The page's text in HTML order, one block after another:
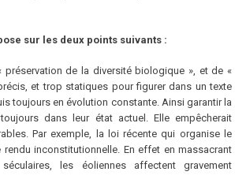
sur les deux points suivants :
préservation de la diversité biologique », et de «
et trop statiques pour figurer dans un texte
toujours en évolution constante. Ainsi garantir la
dans leur état actuel. Elle empêcherait
Par exemple, la loi récente qui organise le
inconstitutionnelle. En effet en massacrant
les éoliennes affectent gravement